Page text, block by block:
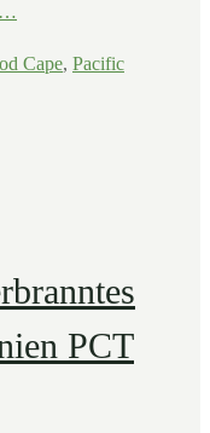
…
Cape, Pacific
PCT